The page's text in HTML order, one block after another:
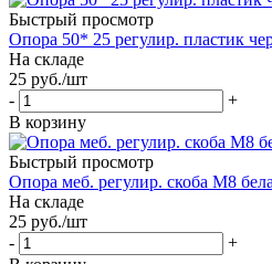
Быстрый просмотр
Опора 50* 25 регулир. пластик
На складе
25 руб./шт
-
+
В корзину
Быстрый просмотр
Опора меб. регулир. скоба М8
На складе
25 руб./шт
-
+